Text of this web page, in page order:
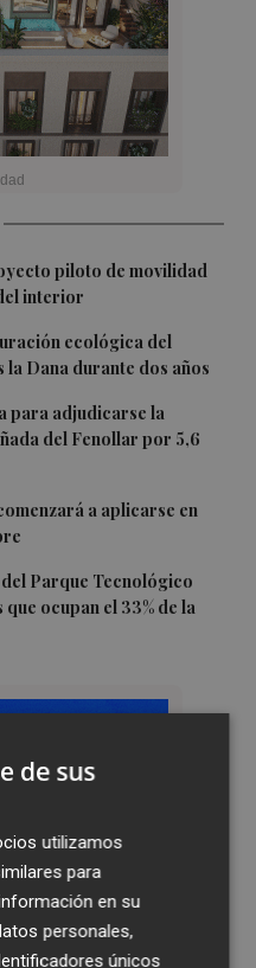
piloto de movilidad
interior
ecológica del
Dana durante dos años
para adjudicarse la
del Fenollar por 5,6
a aplicarse en
del Parque Tecnológico
ocupan el 33% de la
de sus
utilizamos
para
en su
personales,
únicos